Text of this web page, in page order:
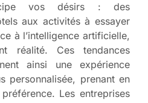
vos désirs : des
aux activités à essayer
à l’intelligence artificielle,
réalité. Ces tendances
ainsi une expérience
personnalisée, prenant en
Les entreprises